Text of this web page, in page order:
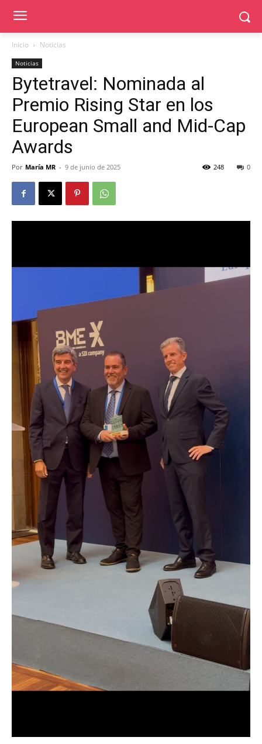
Inicio Noticias
Noticias
Bytetravel: Nominada al
Premio Rising Star en los
European Small and Mid-Cap
Awards
Por María MR - 9 de junio de 2025 0
248